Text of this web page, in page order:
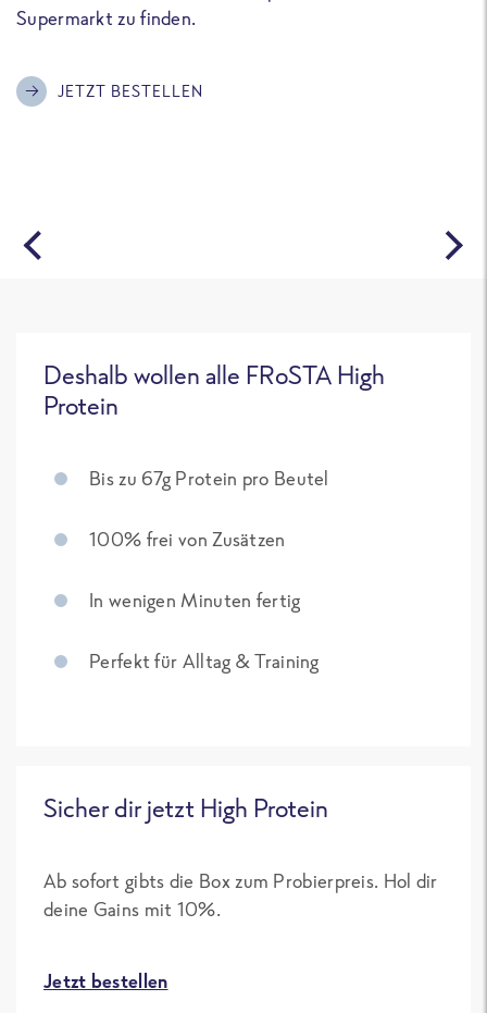
Supermarkt zu finden.
JETZT BESTELLEN
Deshalb wollen alle FRoSTA High
Protein
Bis zu 67g Protein pro Beutel
100% frei von Zusätzen
In wenigen Minuten fertig
Perfekt für Alltag & Training
Sicher dir jetzt High Protein
Ab sofort gibts die Box zum Probierpreis. Hol dir
deine Gains mit 10%.
Jetzt bestellen